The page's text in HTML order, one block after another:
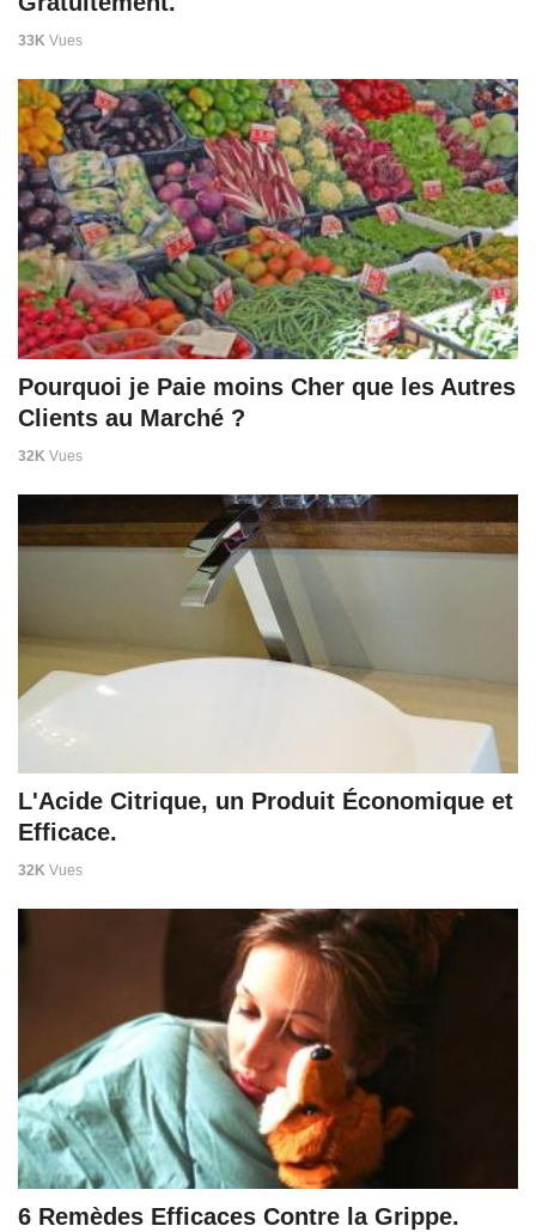
33K Vues
Pourquoi je Paie moins Cher que les Autres
Clients au Marché ?
32K Vues
L'Acide Citrique, un Produit Économique et
Efficace.
32K Vues
6 Remèdes Efficaces Contre la Grippe.